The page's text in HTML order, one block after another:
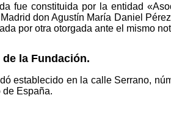
fue constituida por la entidad
don Agustín María Daniel
por otra otorgada ante el mismo
la Fundación.
establecido en la calle Serrano,
de España.